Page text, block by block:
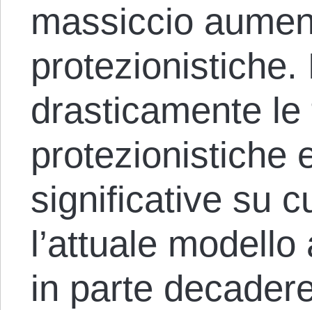
massiccio
protezionistiche.
drasticamente le
protezionistiche
significative su
l’attuale
in parte